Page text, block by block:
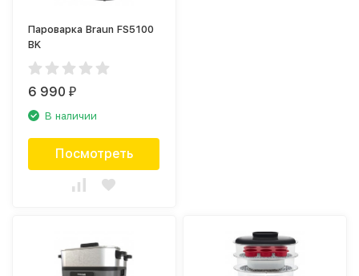
Пароварка Braun FS5100
BK
6 990₽
В наличии
Посмотреть